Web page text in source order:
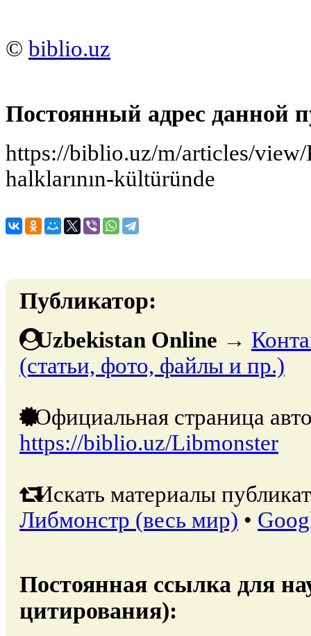
© biblio.uz
Постоянный адрес данной
https://biblio.uz/m/articles/
halklarının-kültüründe
Публикатор:
Uzbekistan Online →
(статьи, фото, файлы и пр.)
Официальная страница
https://biblio.uz/Libmonster
Искать материалы
Либмонстр (весь мир) •
Постоянная ссылка для
цитирования):